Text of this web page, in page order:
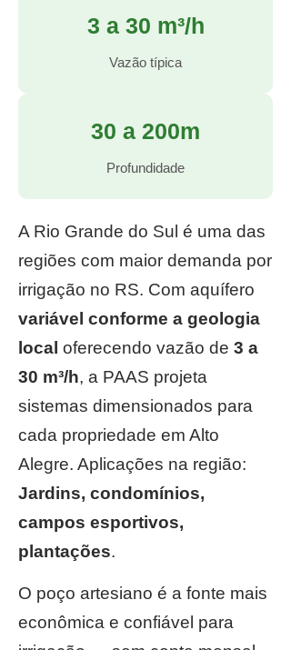
3 a 30 m³/h
Vazão típica
30 a 200m
Profundidade
A Rio Grande do Sul é uma das
regiões com maior demanda por
irrigação no RS. Com aquífero
variável conforme a geologia
local oferecendo vazão de 3 a
30 m³/h, a PAAS projeta
sistemas dimensionados para
cada propriedade em Alto
Alegre. Aplicações na região:
Jardins, condomínios,
campos esportivos,
plantações.
O poço artesiano é a fonte mais
econômica e confiável para